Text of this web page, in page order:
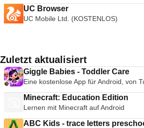
UC Browser
UC Mobile Ltd. (KOSTENLOS)
Zuletzt aktualisiert
Giggle Babies - Toddler Care
Eine kostenlose App für Android, von
Minecraft: Education Edition
Lernen mit Minecraft auf Android
ABC Kids - trace letters